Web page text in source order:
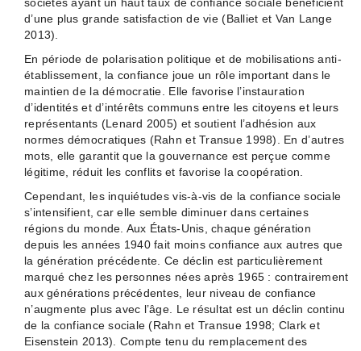
sociétés ayant un haut taux de confiance sociale bénéficient
d’une plus grande satisfaction de vie (Balliet et Van Lange
2013).
En période de polarisation politique et de mobilisations anti-
établissement, la confiance joue un rôle important dans le
maintien de la démocratie. Elle favorise l’instauration
d’identités et d’intérêts communs entre les citoyens et leurs
représentants (Lenard 2005) et soutient l’adhésion aux
normes démocratiques (Rahn et Transue 1998). En d’autres
mots, elle garantit que la gouvernance est perçue comme
légitime, réduit les conflits et favorise la coopération.
Cependant, les inquiétudes vis-à-vis de la confiance sociale
s’intensifient, car elle semble diminuer dans certaines
régions du monde. Aux États-Unis, chaque génération
depuis les années 1940 fait moins confiance aux autres que
la génération précédente. Ce déclin est particulièrement
marqué chez les personnes nées après 1965 : contrairement
aux générations précédentes, leur niveau de confiance
n’augmente plus avec l’âge. Le résultat est un déclin continu
de la confiance sociale (Rahn et Transue 1998; Clark et
Eisenstein 2013). Compte tenu du remplacement des